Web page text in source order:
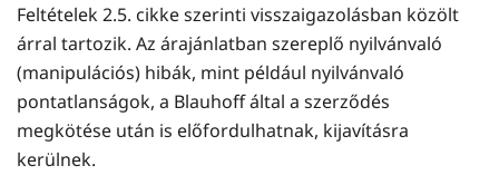
Feltételek 2.5. cikke szerinti visszaigazolásban közölt
árral tartozik. Az árajánlatban szereplő nyilvánvaló
(manipulációs) hibák, mint például nyilvánvaló
pontatlanságok, a Blauhoff által a szerződés
megkötése után is előfordulhatnak, kijavításra
kerülnek.